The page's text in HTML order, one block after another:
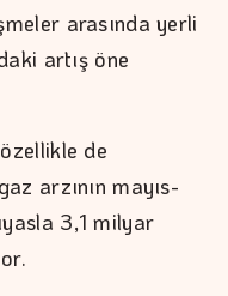
arasında yerli
artış öne
de
arzının mayıs-
3,1 milyar